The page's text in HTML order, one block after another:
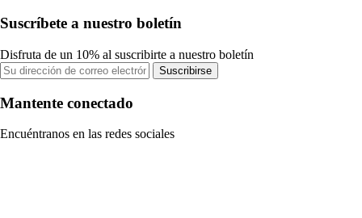
Suscríbete a nuestro boletín
Disfruta de un 10% al suscribirte a nuestro boletín
Suscribirse
Mantente conectado
Encuéntranos en las redes sociales